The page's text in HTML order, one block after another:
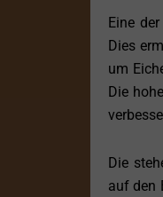
Eine
Dies
um
Die
Die
auf den